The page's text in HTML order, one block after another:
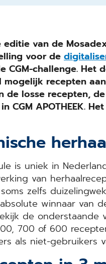
van de
voor de
CGM-challenge. Het
recepten
de losse recepten,
CGM APOTHEEK.
is uniek in
van
zelfs
winnaar van
de
700 of 600
als niet-gebruikers